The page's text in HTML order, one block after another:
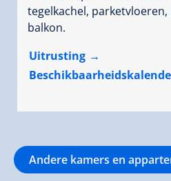
tegelkachel, parketvloeren,
balkon.
Uitrusting
Andere kamers en